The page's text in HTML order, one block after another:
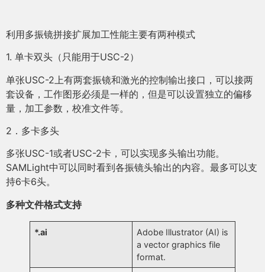
利用多振镜拼接扩展加工性能主要有两种模式
1. 单卡双头（只能用于USC-2）
单张USC-2上有两套振镜和激光的控制输出接口，可以接两
套设备，工作图形必须是一样的，但是可以设置独立的偏移
量，加工参数，校准文件等。
2．多卡多头
多张USC-1或者USC-2卡，可以实现多头输出功能。
SAMLight中可以同时看到各振镜头输出的内容。最多可以支
持6卡6头。
多种文件格式支持
*.ai
Adobe Illustrator (AI) is
a vector graphics file
format.